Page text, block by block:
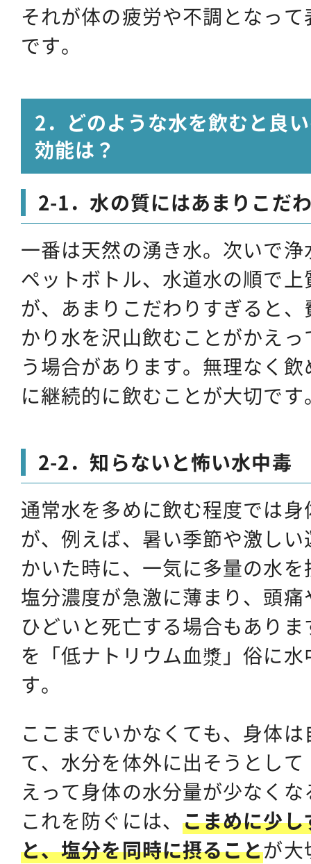
それが体の疲労や不調となっ
です。
2．どのような水を飲むと良
効能は？
2-1．水の質にはあまりこだ
一番は天然の湧き水。次いで
ペットボトル、水道水の順で
が、あまりこだわりすぎると
かり水を沢山飲むことがかえ
う場合があります。無理なく
に継続的に飲むことが大切です
2-2．知らないと怖い水中毒
通常水を多めに飲む程度では
が、例えば、暑い季節や激し
かいた時に、一気に多量の水
塩分濃度が急激に薄まり、頭
ひどいと死亡する場合もあり
を「低ナトリウム血漿」俗に
す。
ここまでいかなくても、身体
て、水分を体外に出そうとし
えって身体の水分量が少なく
これを防ぐには、 こまめに少
と、塩分を同時に摂ることが大